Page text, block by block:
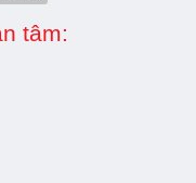
tâm: